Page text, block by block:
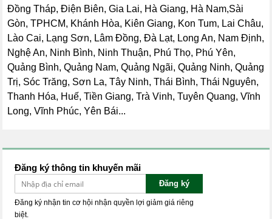
Đồng Tháp, Điện Biên, Gia Lai, Hà Giang, Hà Nam,Sài
Gòn, TPHCM, Khánh Hòa, Kiên Giang, Kon Tum, Lai Châu,
Lào Cai, Lạng Sơn, Lâm Đồng, Đà Lạt, Long An, Nam Định,
Nghệ An, Ninh Bình, Ninh Thuận, Phú Thọ, Phú Yên,
Quảng Bình, Quảng Nam, Quảng Ngãi, Quảng Ninh, Quảng
Trị, Sóc Trăng, Sơn La, Tây Ninh, Thái Bình, Thái Nguyên,
Thanh Hóa, Huế, Tiền Giang, Trà Vinh, Tuyên Quang, Vĩnh
Long, Vĩnh Phúc, Yên Bái...
Đăng ký thông tin khuyến mãi
Đăng ký
Đăng ký nhận tin cơ hội nhận quyền lợi giảm giá riêng
biệt.